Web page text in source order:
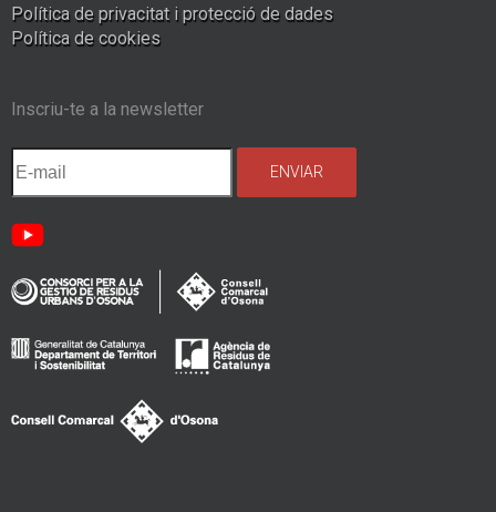
Política de privacitat i protecció de dades
Política de cookies
Inscriu-te a la newsletter